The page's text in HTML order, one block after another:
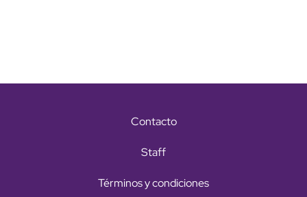
Contacto
Staff
Términos y condiciones